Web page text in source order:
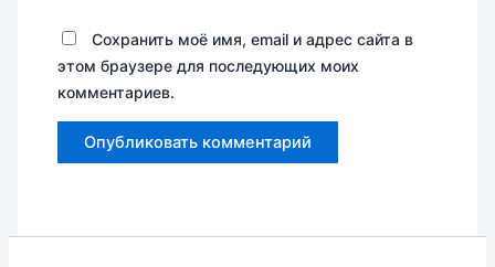
Сохранить моё имя, email и адрес сайта в
этом браузере для последующих моих
комментариев.